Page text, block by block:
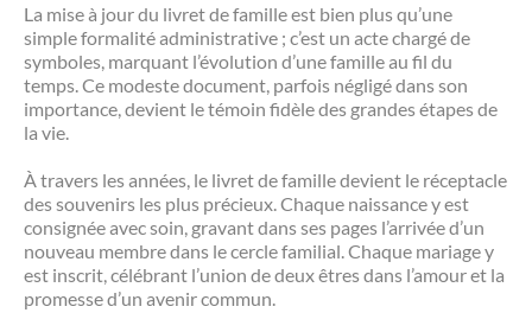
La mise à jour du livret de famille est bien plus qu’une
simple formalité administrative ; c’est un acte chargé de
symboles, marquant l’évolution d’une famille au fil du
temps. Ce modeste document, parfois négligé dans son
importance, devient le témoin fidèle des grandes étapes de
la vie.
À travers les années, le livret de famille devient le réceptacle
des souvenirs les plus précieux. Chaque naissance y est
consignée avec soin, gravant dans ses pages l’arrivée d’un
nouveau membre dans le cercle familial. Chaque mariage y
est inscrit, célébrant l’union de deux êtres dans l’amour et la
promesse d’un avenir commun.